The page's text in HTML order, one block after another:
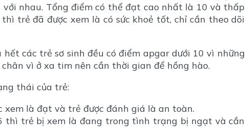
nhau. Tổng điểm có thể đạt cao nhất là 10 và thấp
trẻ đã được xem là có sức khoẻ tốt, chỉ cần theo dõi
các trẻ sơ sinh đều có điểm apgar dưới 10 vì những
vì ở xa tim nên cần thời gian để hồng hào.
thái của trẻ:
là đạt và trẻ được đánh giá là an toàn.
thì trẻ bị xem là đang trong tình trạng bị ngạt và cần